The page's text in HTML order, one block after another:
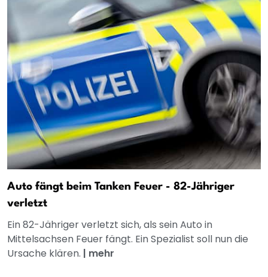
Auto fängt beim Tanken Feuer - 82-Jähriger
verletzt
Ein 82-Jähriger verletzt sich, als sein Auto in
Mittelsachsen Feuer fängt. Ein Spezialist soll nun die
Ursache klären. | mehr